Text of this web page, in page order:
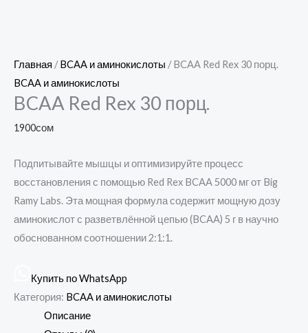
Главная /BCAA и аминокислоты / BCAA Red Rex 30 порц.
BCAA и аминокислоты
BCAA Red Rex 30 порц.
1900сом
Подпитывайте мышцы и оптимизируйте процесс
восстановления с помощью Red Rex BCAA 5000 мг от Big
Ramy Labs. Эта мощная формула содержит мощную дозу
аминокислот с разветвлённой цепью (BCAA) 5 г в научно
обоснованном соотношении 2:1:1.
Купить по WhatsApp
Категория: BCAA и аминокислоты
Описание